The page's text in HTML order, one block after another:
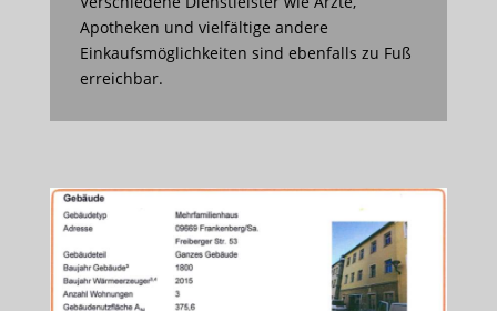
Apotheken und vielfältige andere
Einkaufsmöglichkeiten sind ebenfalls zu Fuß
erreichbar.